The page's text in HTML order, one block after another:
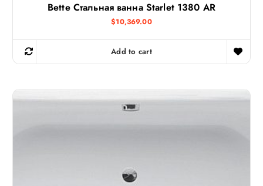
Bette Стальная ванна Starlet 1380 AR
$10,369.00
Add to cart